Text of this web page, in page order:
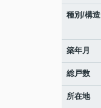
種別/構造
築年月
総戸数
所在地